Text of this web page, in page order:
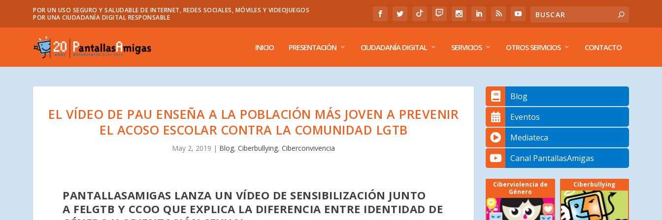
POR UN USO SEGURO Y SALUDABLE DE INTERNET, REDES SOCIALES, MÓVILES Y VIDEOJUEGOS
POR UNA CIUDADANÍA DIGITAL RESPONSABLE
INICIO PRESENTACIÓN CIUDADANÍA DIGITAL SERVICIOS OTROS SERVICIOS CONTACTO
EL VÍDEO DE PAU ENSEÑA A LA POBLACIÓN MÁS JOVEN A PREVENIR
EL ACOSO ESCOLAR CONTRA LA COMUNIDAD LGTB
May 2, 2019 | Blog,Ciberbullying,Ciberconvivencia
PANTALLASAMIGAS LANZA UN VÍDEO DE SENSIBILIZACIÓN JUNTO
A FELGTB Y CCOO QUE EXPLICA LA DIFERENCIA ENTRE IDENTIDAD DE
Blog
Eventos
Mediateca
Canal PantallasAmigas
Ciberviolencia de
Género
Ciberbullying